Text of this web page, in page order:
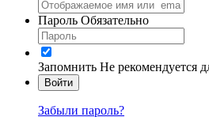
Пароль Обязательно
Запомнить Не рекомендуется
Войти
Забыли пароль?